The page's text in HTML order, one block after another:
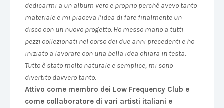
dedicarmi a un album vero e proprio perché avevo tanto
materiale e mi piaceva l’idea di fare finalmente un
disco con un nuovo progetto. Ho messo mano a tutti
pezzi collezionati nel corso dei due anni precedenti e ho
iniziato a lavorare con una bella idea chiara in testa.
Tutto è stato molto naturale e semplice, mi sono
divertito davvero tanto.
Attivo come membro dei Low Frequency Club e
come collaboratore di vari artisti italiani e